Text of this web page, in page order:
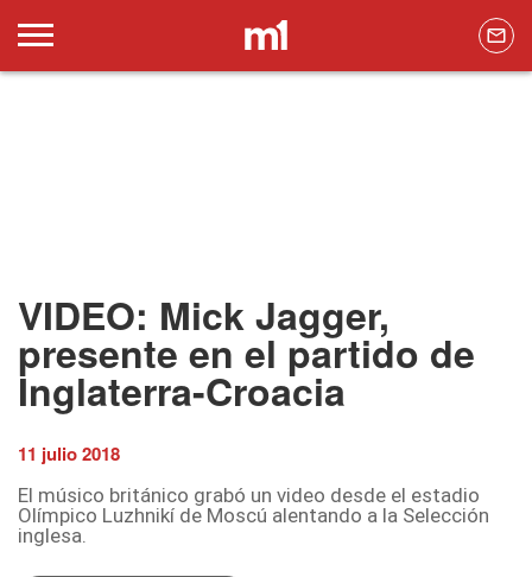
VIDEO: Mick Jagger,
presente en el partido de
Inglaterra-Croacia
11 julio 2018
El músico británico grabó un video desde el estadio
Olímpico Luzhnikí de Moscú alentando a la Selección
inglesa.